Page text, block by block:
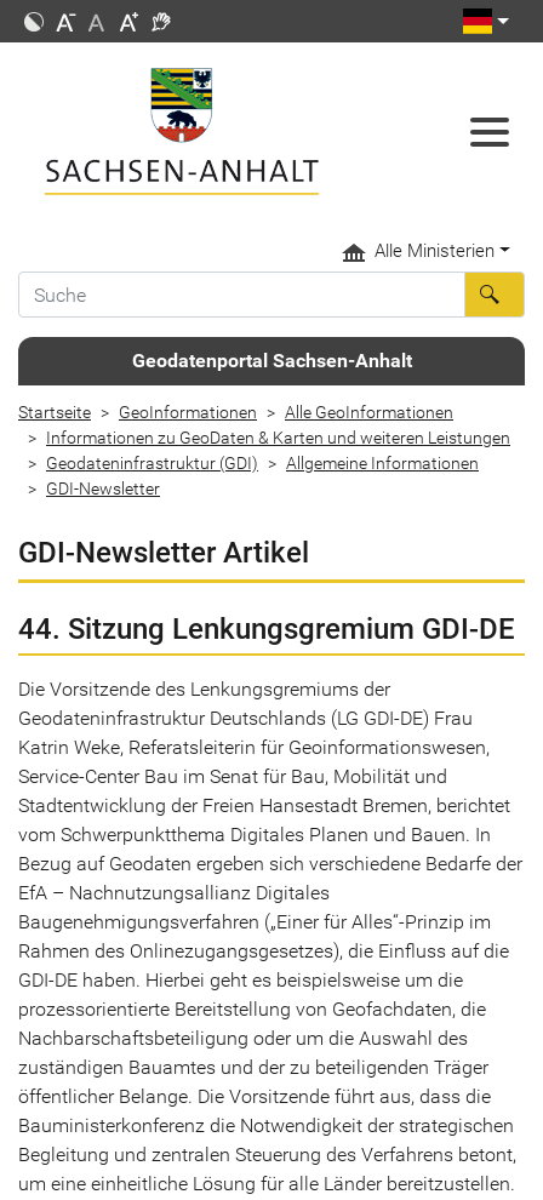
Alle Ministerien
Geodatenportal Sachsen-Anhalt
Startseite GeoInformationen
Alle GeoInformationen
Informationen zu GeoDaten & Karten und weiteren Leistungen
Geodateninfrastruktur (GDI)
Allgemeine Informationen
GDI-Newsletter
GDI-Newsletter Artikel
44. Sitzung Lenkungsgremium GDI-DE
Die Vorsitzende des Lenkungsgremiums der
Geodateninfrastruktur Deutschlands (LG GDI-DE) Frau
Katrin Weke, Referatsleiterin für Geoinformationswesen,
Service-Center Bau im Senat für Bau, Mobilität und
Stadtentwicklung der Freien Hansestadt Bremen, berichtet
vom Schwerpunktthema Digitales Planen und Bauen. In
Bezug auf Geodaten ergeben sich verschiedene Bedarfe der
EfA – Nachnutzungsallianz Digitales
Baugenehmigungsverfahren („Einer für Alles“-Prinzip im
Rahmen des Onlinezugangsgesetzes), die Einfluss auf die
GDI-DE haben. Hierbei geht es beispielsweise um die
prozessorientierte Bereitstellung von Geofachdaten, die
Nachbarschaftsbeteiligung oder um die Auswahl des
zuständigen Bauamtes und der zu beteiligenden Träger
öffentlicher Belange. Die Vorsitzende führt aus, dass die
Bauministerkonferenz die Notwendigkeit der strategischen
Begleitung und zentralen Steuerung des Verfahrens betont,
um eine einheitliche Lösung für alle Länder bereitzustellen.